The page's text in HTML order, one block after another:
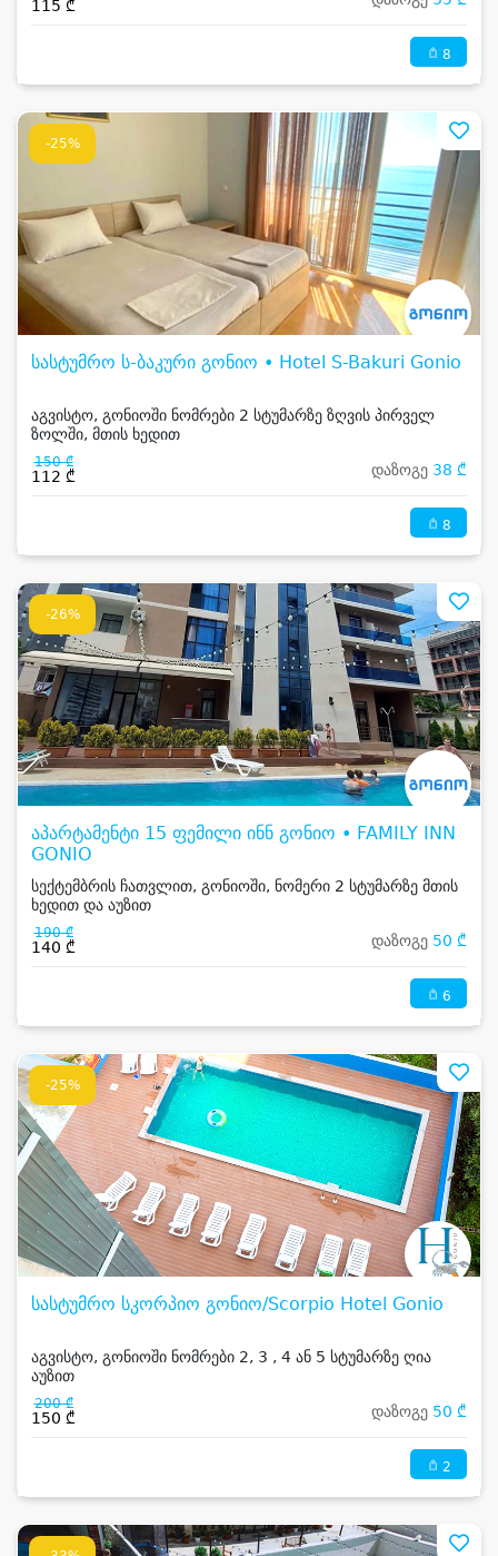
115 ₾
8
-25%
სასტუმრო ს-ბაკური გონიო • Hotel S-Bakuri Gonio
აგვისტო, გონიოში ნომრები 2 სტუმარზე ზღვის პირველ
ზოლში, მთის ხედით
150 ₾
112 ₾ დაზოგე 38 ₾
8
-26%
აპარტამენტი 15 ფემილი ინნ გონიო • FAMILY INN
GONIO
სექტემბრის ჩათვლით, გონიოში, ნომერი 2 სტუმარზე მთის
ხედით და აუზით
190 ₾
140 ₾ დაზოგე 50 ₾
6
-25%
სასტუმრო სკორპიო გონიო/Scorpio Hotel Gonio
აგვისტო, გონიოში ნომრები 2, 3 , 4 ან 5 სტუმარზე ღია
აუზით
200 ₾
150 ₾ დაზოგე 50 ₾
2